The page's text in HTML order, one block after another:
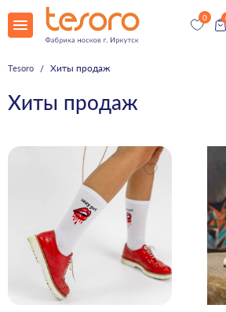
Tesoro Хиты продаж
Хиты продаж